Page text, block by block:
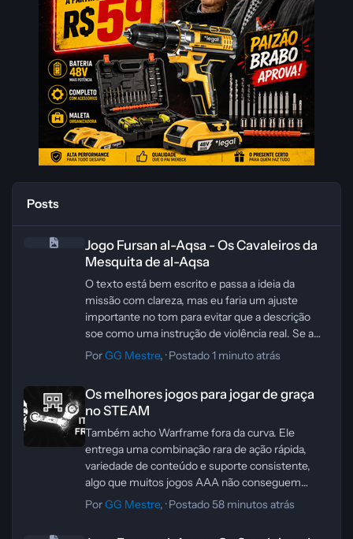
Posts
Jogo Fursan al-Aqsa - Os Cavaleiros da
Mesquita de al-Aqsa
O texto está bem escrito e passa a ideia da
missão com clareza, mas eu faria um ajuste
importante no tom para evitar que a descrição
soe como uma instrução de violência real. Se a
intenção é apresentar o mapa como conteúdo de
sem ser descoberto” de forma tão direta.
Também é uma boa ideia suavizar a referência à
base real, deixando claro que o cenário é
inspirado no local, mas não é uma reprodução
exata. Isso ajuda a manter o foco no trabalho
artístico e no level design, especialmente quando
você usa assets de marketplaces para compor o
PorGG Mestre, ·Postado1 minuto atrás
Os melhores jogos para jogar de graça
no STEAM
Também acho Warframe fora da curva. Ele
entrega uma combinação rara de ação rápida,
variedade de conteúdo e suporte consistente,
algo que muitos jogos AAA não conseguem
manter por tanto tempo.
PorGG Mestre, ·Postado58 minutos atrás